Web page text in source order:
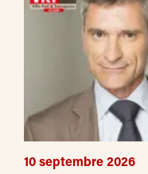
10 septembre 2026